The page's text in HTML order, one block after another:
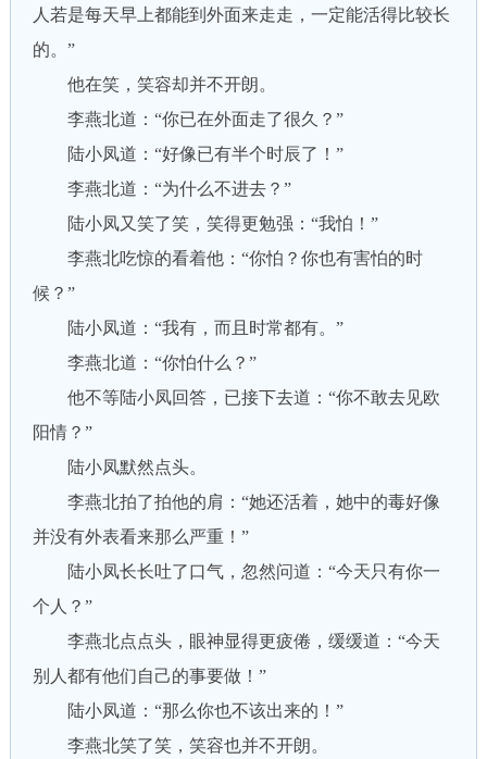
人若是每天早上都能到外面来走走，一定能活得比较长
的。”
他在笑，笑容却并不开朗。
李燕北道：“你已在外面走了很久？”
陆小凤道：“好像已有半个时辰了！”
李燕北道：“为什么不进去？”
陆小凤又笑了笑，笑得更勉强：“我怕！”
李燕北吃惊的看着他：“你怕？你也有害怕的时
候？”
陆小凤道：“我有，而且时常都有。”
李燕北道：“你怕什么？”
他不等陆小凤回答，已接下去道：“你不敢去见欧
阳情？”
陆小凤默然点头。
李燕北拍了拍他的肩：“她还活着，她中的毒好像
并没有外表看来那么严重！”
陆小凤长长吐了口气，忽然问道：“今天只有你一
个人？”
李燕北点点头，眼神显得更疲倦，缓缓道：“今天
别人都有他们自己的事要做！”
陆小凤道：“那么你也不该出来的！”
李燕北笑了笑，笑容也并不开朗。